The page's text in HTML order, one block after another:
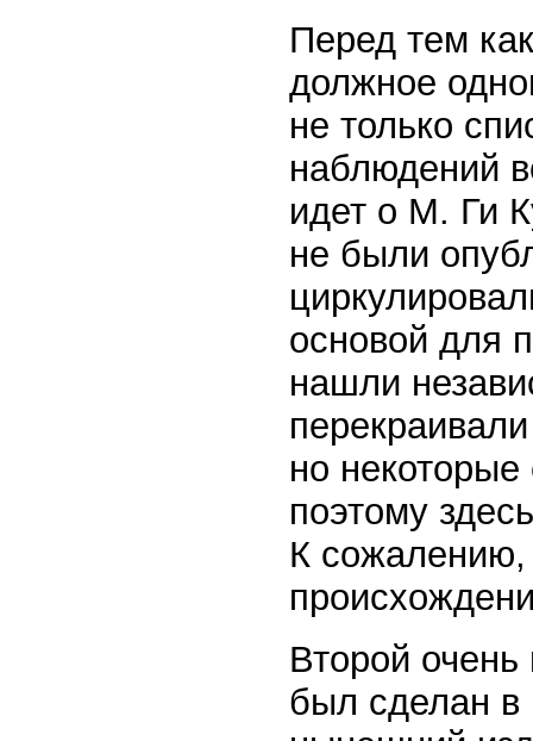
Перед тем
должное
не только
наблюдений
идет о М. Ги
не были
основой для
нашли
но
поэтому
К сожалению,
Второй
был сделан в